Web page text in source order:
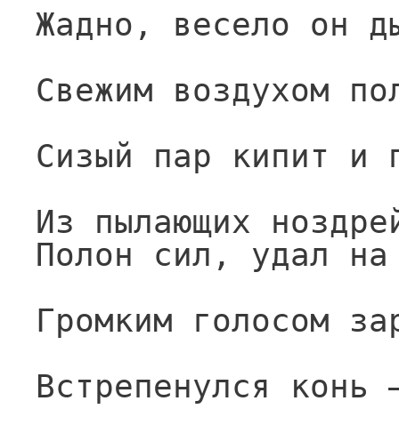
Жадно, весело он
Свежим воздухом
Сизый пар кипит и
Из пылающих
Полон сил, удал
Громким голосом
Встрепенулся